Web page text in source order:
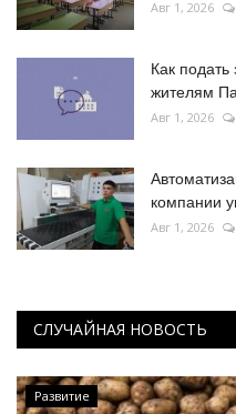
Авг 1, 2026
Как подать
жителям
Авг 1, 2026
компании
Авг 1, 2026
СЛУЧАЙНАЯ НОВОСТЬ
Развитие